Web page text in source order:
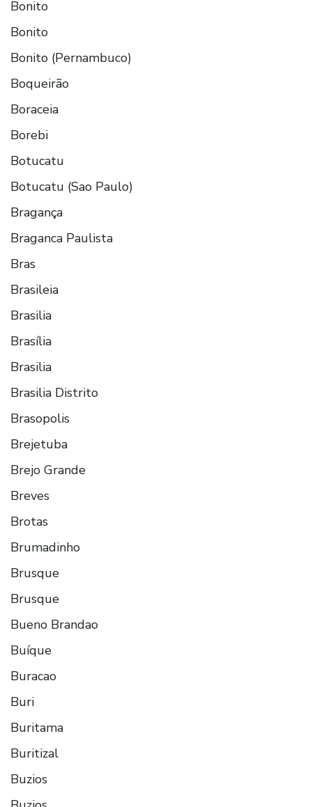
Bonito
Bonito
Bonito (Pernambuco)
Boqueirão
Boraceia
Borebi
Botucatu
Botucatu (Sao Paulo)
Bragança
Braganca Paulista
Bras
Brasileia
Brasilia
Brasília
Brasilia
Brasilia Distrito
Brasopolis
Brejetuba
Brejo Grande
Breves
Brotas
Brumadinho
Brusque
Brusque
Bueno Brandao
Buíque
Buracao
Buri
Buritama
Buritizal
Buzios